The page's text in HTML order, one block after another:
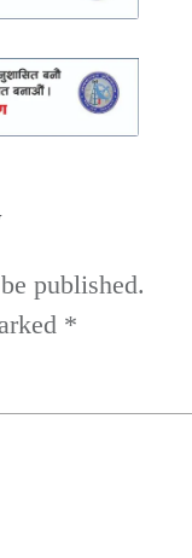
published.
*